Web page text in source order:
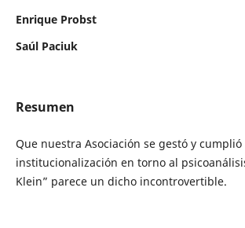
Enrique Probst
Saúl Paciuk
Resumen
Que nuestra Asociación se gestó y cumplió
institucionalización en torno al
Klein” parece un dicho incontrovertible.